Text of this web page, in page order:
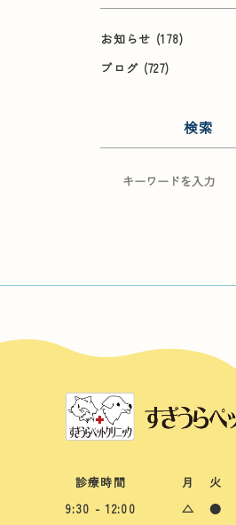
お知らせ (178)
ブログ (727)
検索
診療時間 月 火
9:30 - 12:00
△ ●